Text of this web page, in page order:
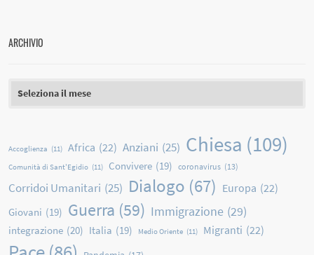
ARCHIVIO
Accoglienza (11) Africa (22) Anziani (25) Chiesa (109)
Comunità di Sant'Egidio (11) Convivere (19) coronavirus (13)
Corridoi Umanitari (25) Dialogo (67) Europa (22)
Giovani (19) Guerra (59) Immigrazione (29)
integrazione (20) Italia (19) Medio Oriente (11) Migranti (22)